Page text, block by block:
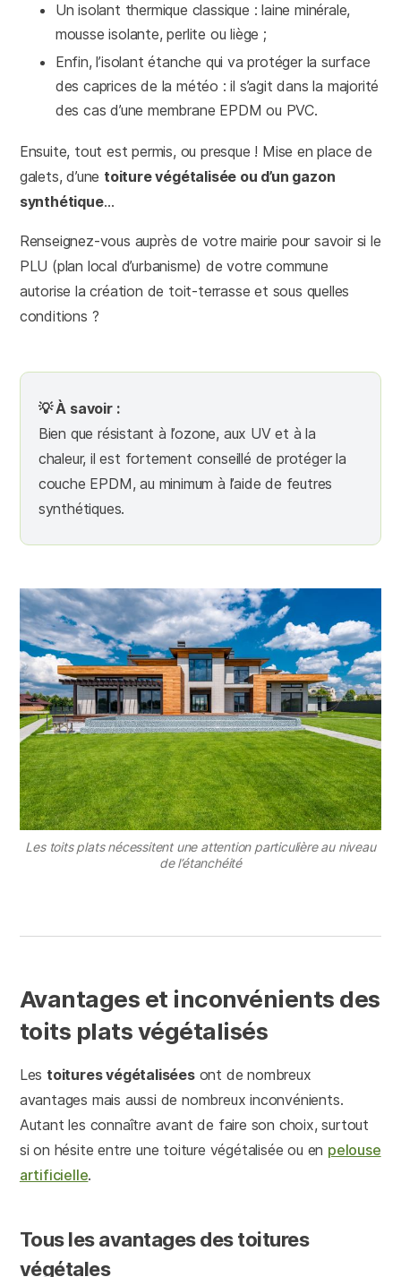
Un isolant thermique classique : laine minérale,
mousse isolante, perlite ou liège ;
Enfin, l’isolant étanche qui va protéger la surface
des caprices de la météo : il s’agit dans la majorité
des cas d’une membrane EPDM ou PVC.
Ensuite, tout est permis, ou presque ! Mise en place de
galets, d’une toiture végétalisée ou d’un gazon
synthétique…
Renseignez-vous auprès de votre mairie pour savoir si le
PLU (plan local d’urbanisme) de votre commune
autorise la création de toit-terrasse et sous quelles
conditions ?
💡 À savoir :
Bien que résistant à l’ozone, aux UV et à la
chaleur, il est fortement conseillé de protéger la
couche EPDM, au minimum à l’aide de feutres
synthétiques.
Les toits plats nécessitent une attention particulière au niveau
de l’étanchéité
Avantages et inconvénients des
toits plats végétalisés
Les toitures végétaliséesont de nombreux
avantages mais aussi de nombreux inconvénients.
Autant les connaître avant de faire son choix, surtout
si on hésite entre une toiture végétalisée ou en pelouse
artificielle.
Tous les avantages des toitures
végétales